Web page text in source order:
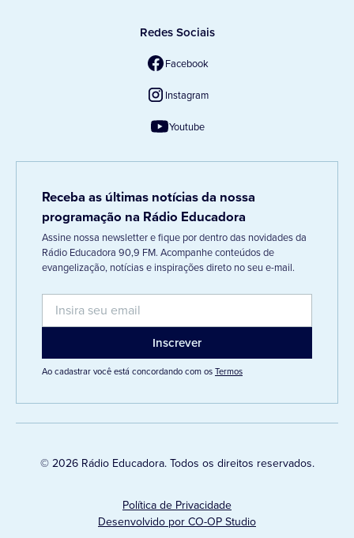
Redes Sociais
Facebook
Instagram
Youtube
Receba as últimas notícias da nossa
programação na Rádio Educadora
Assine nossa newsletter e fique por dentro das novidades da
Rádio Educadora 90,9 FM. Acompanhe conteúdos de
evangelização, notícias e inspirações direto no seu e-mail.
Ao cadastrar você está concordando com osTermos
© 2026 Rádio Educadora. Todos os direitos reservados.
Política de Privacidade
Desenvolvido por CO-OP Studio